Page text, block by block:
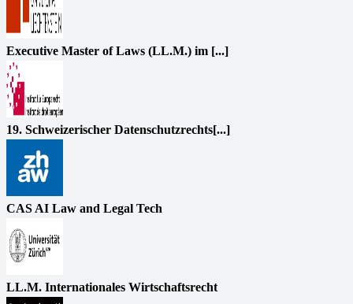
Executive Master of Laws (LL.M.) im [...]
19. Schweizerischer Datenschutzrechts[...]
CAS AI Law and Legal Tech
LL.M. Internationales Wirtschaftsrecht